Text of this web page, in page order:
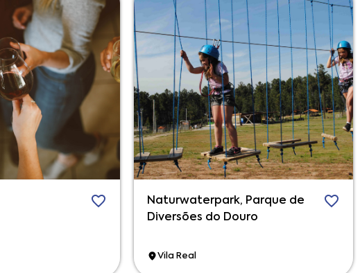
Naturwaterpark, Parque de
Diversões do Douro
Vila Real